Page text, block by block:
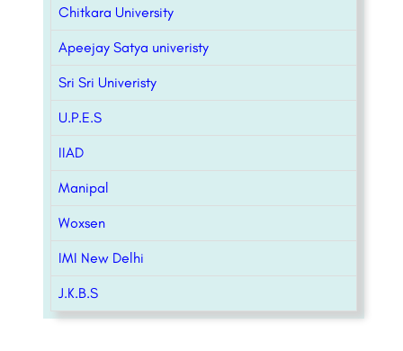
Chitkara University
Apeejay Satya univeristy
Sri Sri Univeristy
U.P.E.S
IIAD
Manipal
Woxsen
IMI New Delhi
J.K.B.S